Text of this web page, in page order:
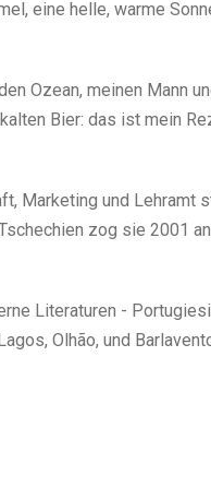
eine hel­le, war­me
Oze­an, mei­nen Mann
Bier: das ist mein
Mar­ke­ting und Lehr­amt
zog sie 2001
Lite­ra­tu­ren -
Olhão, und